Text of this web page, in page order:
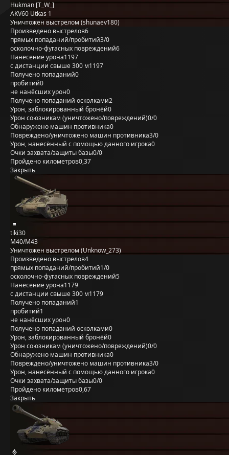
Hukman [T_W_]
AKV60 Utkas 1
Уничтожен выстрелом (shunaev180)
Произведено выстрелов6
прямых попаданий/пробитий3/0
осколочно-фугасных повреждений6
Нанесение урона1197
с дистанции свыше 300 м1197
Получено попаданий0
пробитий0
не нанёсших урон0
Получено попаданий осколками2
Урон, заблокированный бронёй0
Урон союзникам (уничтожено/повреждений)0/0
Обнаружено машин противника0
Повреждено/уничтожено машин противника3/0
Урон, нанесённый с помощью данного игрока0
Очки захвата/защиты базы0/0
Пройдено километров0,37
Закрыть
tiki30
M40/M43
Уничтожен выстрелом (Unknow_273)
Произведено выстрелов4
прямых попаданий/пробитий1/0
осколочно-фугасных повреждений5
Нанесение урона1179
с дистанции свыше 300 м1179
Получено попаданий1
пробитий1
не нанёсших урон0
Получено попаданий осколками0
Урон, заблокированный бронёй0
Урон союзникам (уничтожено/повреждений)0/0
Обнаружено машин противника0
Повреждено/уничтожено машин противника3/0
Урон, нанесённый с помощью данного игрока0
Очки захвата/защиты базы0/0
Пройдено километров0,67
Закрыть